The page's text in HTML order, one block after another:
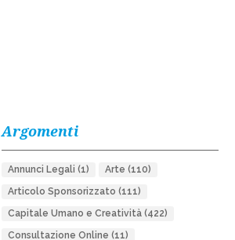
Argomenti
Annunci Legali (1) Arte (110)
Articolo Sponsorizzato (111)
Capitale Umano e Creatività(422)
Consultazione Online (11)